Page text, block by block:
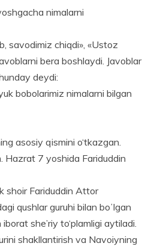
nimalarni
savodimiz chiqdi», «Ustoz
bera boshlaydi. Javoblar
deydi:
bobolarimiz nimalarni bilgan
asosiy qismini o‘tkazgan.
Hazrat 7 yoshida Fariduddin
shoir Fariduddin Attor
qushlar guruhi bilan boʻlgan
she’riy to‘plamligi aytiladi.
shakl­lantirish va Navoiyning